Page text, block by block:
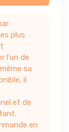
plus
l’un de
sa
il
et de
en